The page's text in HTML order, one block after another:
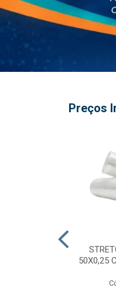
Preços
50X0,25